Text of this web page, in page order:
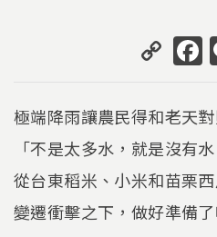
C
o
p
y
Li
n
k
F
c
b
極端降雨讓農民得和老天
「不是太多水，就是沒有
從台東稻米、小米和苗栗
變遷衝擊之下，做好準備了